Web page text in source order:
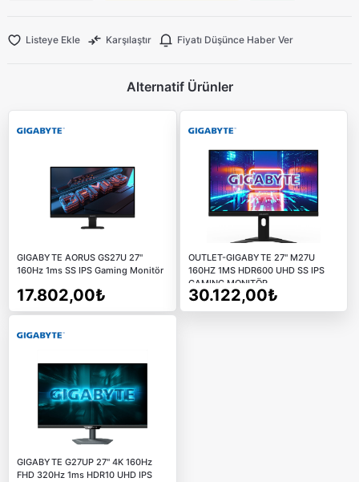
Listeye Ekle Karşılaştır Fiyatı Düşünce Haber Ver
Alternatif Ürünler
GIGABYTE AORUS GS27U 27"
160Hz 1ms SS IPS Gaming Monitör
17.802,00₺
OUTLET-GIGABYTE 27" M27U
160HZ 1MS HDR600 UHD SS IPS
GAMING MONITÖR
30.122,00₺
GIGABYTE G27UP 27" 4K 160Hz
FHD 320Hz 1ms HDR10 UHD IPS